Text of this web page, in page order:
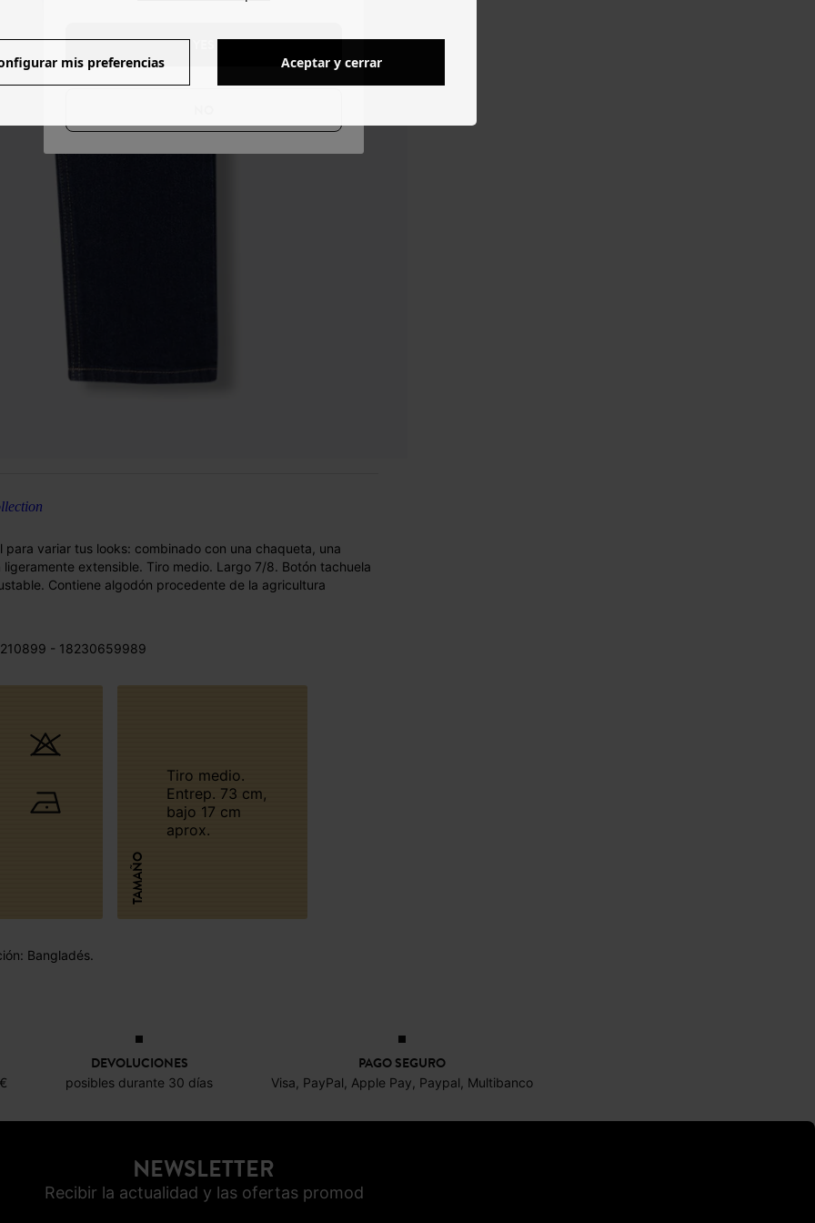
variar tus looks: combinado con una chaqueta, una
extensible. Tiro medio. Largo 7/8. Botón tachuela
Contiene algodón procedente de la agricultura
210899 - 18230659989
TAMAÑO
Tiro medio.
Entrep. 73 cm,
bajo 17 cm
aprox.
Bangladés.
DEVOLUCIONES
posibles durante 30 días
PAGO SEGURO
Visa, PayPal, Apple Pay, Paypal, Multibanco
NEWSLETTER
Recibir la actualidad y las ofertas promod
mis preferencias Aceptar y cerrar